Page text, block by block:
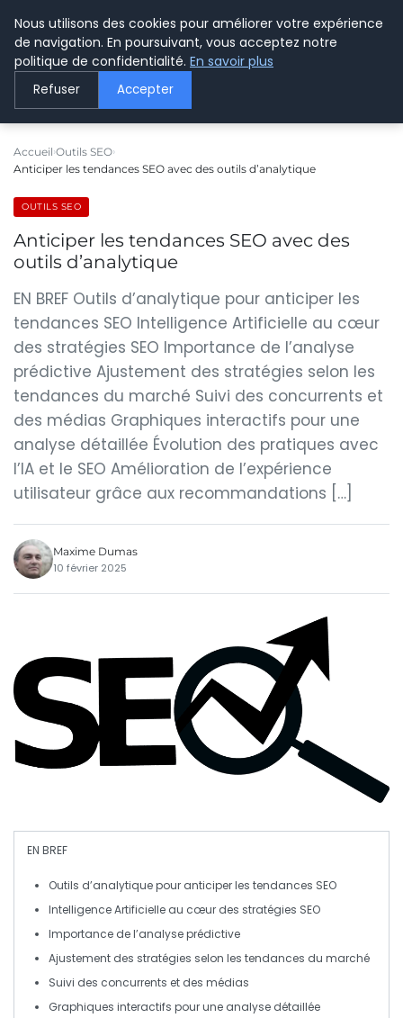
LE WEBMARKETING
Accueil Outils SEO
Anticiper les tendances SEO avec des outils d’analytique
OUTILS SEO
Anticiper les tendances SEO avec des
outils d’analytique
EN BREF Outils d’analytique pour anticiper les
tendances SEO Intelligence Artificielle au cœur
des stratégies SEO Importance de l’analyse
prédictive Ajustement des stratégies selon les
tendances du marché Suivi des concurrents et
des médias Graphiques interactifs pour une
analyse détaillée Évolution des pratiques avec
l’IA et le SEO Amélioration de l’expérience
utilisateur grâce aux recommandations […]
Maxime Dumas
10 février 2025
EN BREF
Outils d’analytiquepour anticiper les tendances SEO
Intelligence Artificielle au cœur des stratégies SEO
Importance de l’analyse prédictive
Ajustement des stratégies selon les tendances du marché
Suivi des concurrents et des médias
Graphiques interactifs pour une analyse détaillée
Nous utilisons des cookies pour améliorer votre expérience
de navigation. En poursuivant, vous acceptez notre
politique de confidentialité. En savoir plus
Refuser Accepter